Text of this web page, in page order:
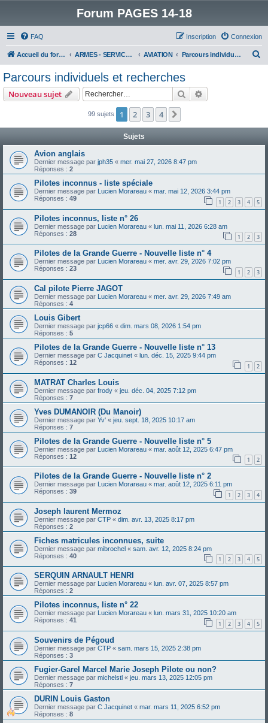
Forum PAGES 14-18
FAQ Connexion
Inscription
Accueil du forum ARMES - SERVICES - UNITES : historiques & discussions AVIATION Parcours individuels et recherches
Parcours individuels et recherches
Nouveau sujet Rechercher
99 sujets 1 2 3 4
Sujets
Avion anglais
Dernier message par jph35 « mer. mai 27, 2026 8:47 pm
Réponses : 2
Pilotes inconnus - liste spéciale
Dernier message par Lucien Morareau « mar. mai 12, 2026 3:44 pm
Réponses : 49 1 2 3 4 5
Pilotes inconnus, liste n° 26
Dernier message par Lucien Morareau « lun. mai 11, 2026 6:28 am
Réponses : 28 1 2 3
Pilotes de la Grande Guerre - Nouvelle liste n° 4
Dernier message par Lucien Morareau « mer. avr. 29, 2026 7:02 pm
Réponses : 23 1 2 3
Cal pilote Pierre JAGOT
Dernier message par Lucien Morareau « mer. avr. 29, 2026 7:49 am
Réponses : 4
Louis Gibert
Dernier message par jcp66 « dim. mars 08, 2026 1:54 pm
Réponses : 5
Pilotes de la Grande Guerre - Nouvelle liste n° 13
Dernier message par C Jacquinet « lun. déc. 15, 2025 9:44 pm
Réponses : 12 1 2
MATRAT Charles Louis
Dernier message par frody « jeu. déc. 04, 2025 7:12 pm
Réponses : 7
Yves DUMANOIR (Du Manoir)
Dernier message par Yv' « jeu. sept. 18, 2025 10:17 am
Réponses : 7
Pilotes de la Grande Guerre - Nouvelle liste n° 5
Dernier message par Lucien Morareau « mar. août 12, 2025 6:47 pm
Réponses : 12 1 2
Pilotes de la Grande Guerre - Nouvelle liste n° 2
Dernier message par Lucien Morareau « mar. août 12, 2025 6:11 pm
Réponses : 39 1 2 3 4
Joseph laurent Mermoz
Dernier message par CTP « dim. avr. 13, 2025 8:17 pm
Réponses : 2
Fiches matricules inconnues, suite
Dernier message par mibrochel « sam. avr. 12, 2025 8:24 pm
Réponses : 40 1 2 3 4 5
SERQUIN ARNAULT HENRI
Dernier message par Lucien Morareau « lun. avr. 07, 2025 8:57 pm
Réponses : 2
Pilotes inconnus, liste n° 22
Dernier message par Lucien Morareau « lun. mars 31, 2025 10:20 am
Réponses : 41 1 2 3 4 5
Souvenirs de Pégoud
Dernier message par CTP « sam. mars 15, 2025 2:38 pm
Réponses : 3
Fugier-Garel Marcel Marie Joseph Pilote ou non?
Dernier message par michelstl « jeu. mars 13, 2025 12:05 pm
Réponses : 7
DURIN Louis Gaston
Dernier message par C Jacquinet « mar. mars 11, 2025 6:52 pm
Réponses : 8